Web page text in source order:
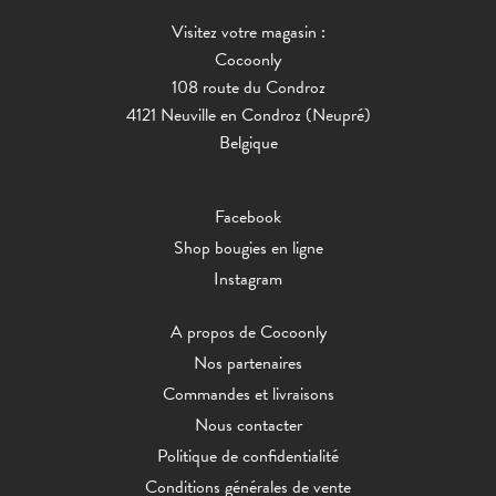
Visitez votre magasin :
Cocoonly
108 route du Condroz
4121 Neuville en Condroz (Neupré)
Belgique
Facebook
Shop bougies en ligne
Instagram
A propos de Cocoonly
Nos partenaires
Commandes et livraisons
Nous contacter
Politique de confidentialité
Conditions générales de vente